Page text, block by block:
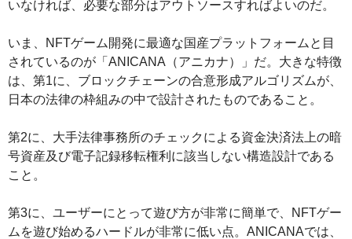
いなければ、必要な部分はアウトソースすればよいのだ。
いま、NFTゲーム開発に最適な国産プラットフォームと目
されているのが「ANICANA（アニカナ）」だ。大きな特徴
は、第1に、ブロックチェーンの合意形成アルゴリズムが、
日本の法律の枠組みの中で設計されたものであること。
第2に、大手法律事務所のチェックによる資金決済法上の暗
号資産及び電子記録移転権利に該当しない構造設計である
こと。
第3に、ユーザーにとって遊び方が非常に簡単で、NFTゲー
ムを遊び始めるハードルが非常に低い点。ANICANAでは、